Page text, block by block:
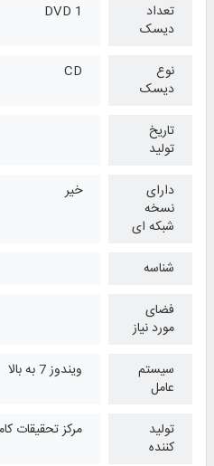
تعداد
دیسک
1 DVD
نوع
دیسک
CD
تاریخ
تولید
دارای
نسخه
شبکه ای
خیر
شناسه
فضای
مورد نیاز
سیستم
عامل
ویندوز 7 به بالا
تولید
کننده
مرکز تحقیقات